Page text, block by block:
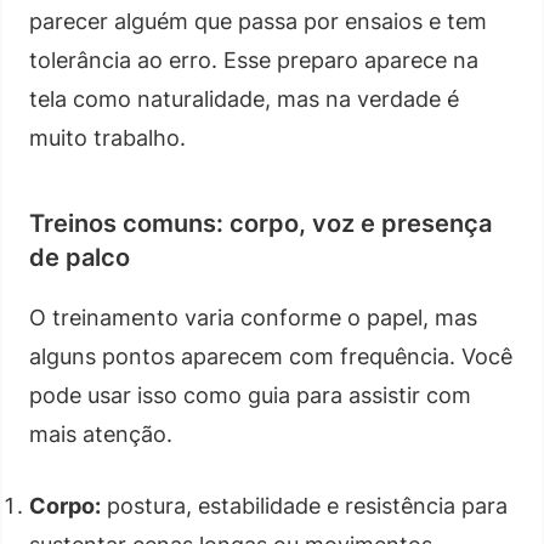
parecer alguém que passa por ensaios e tem
tolerância ao erro. Esse preparo aparece na
tela como naturalidade, mas na verdade é
muito trabalho.
Treinos comuns: corpo, voz e presença
de palco
O treinamento varia conforme o papel, mas
alguns pontos aparecem com frequência. Você
pode usar isso como guia para assistir com
mais atenção.
Corpo: postura, estabilidade e resistência para